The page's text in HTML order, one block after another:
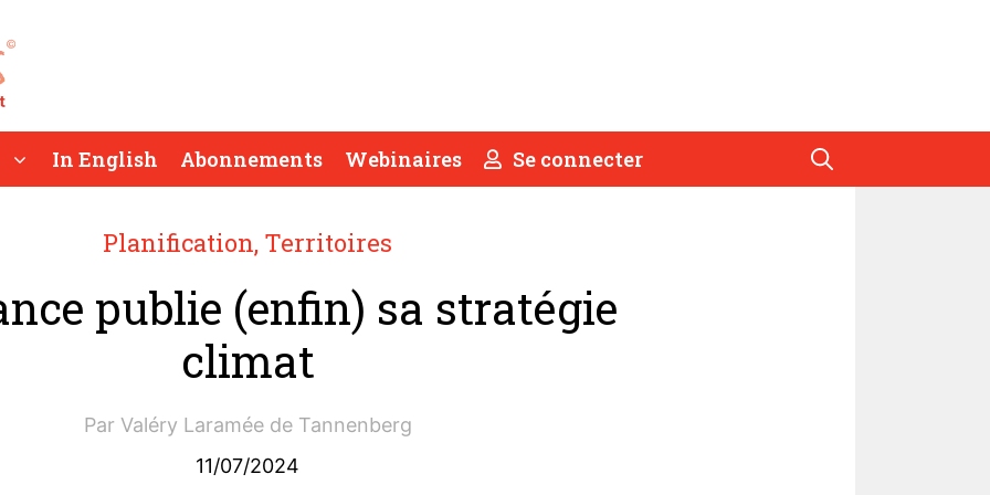
In English Abonnements Webinaires Se connecter
Planification, Territoires
publie (enfin) sa stratégie
climat
Par Valéry Laramée de Tannenberg
11/07/2024